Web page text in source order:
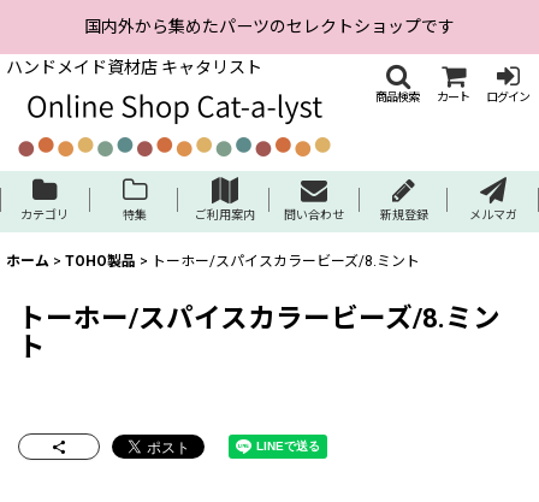
国内外から集めたパーツのセレクトショップです
ハンドメイド資材店 キャタリスト
商品検索 カート ログイン
カテゴリ 特集 ご利用案内 問い合わせ 新規登録 メルマガ
ホーム > TOHO製品 > トーホー/スパイスカラービーズ/8.ミント
トーホー/スパイスカラービーズ/8.ミン
ト